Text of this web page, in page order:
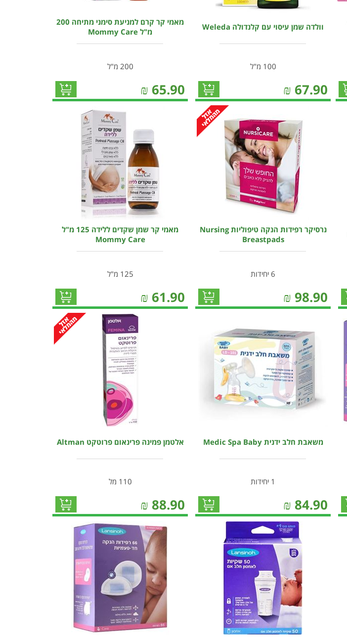
וולדה שמן עיסוי עם קלנדולה Weleda
100 מ"ל
67.90
₪
מאמי קר קרם למניעת סימני מתיחה 200
מ"ל Mommy Care
200 מ"ל
65.90
₪
נרסיקר רפידות הנקה טיפוליות Nursing
Breastpads
6 יחידות
98.90
₪
מאמי קר שמן שקדים ללידה 125 מ"ל
Mommy Care
125 מ"ל
61.90
₪
משאבת חלב ידנית Medic Spa Baby
1 יחידות
84.90
₪
אלטמן פמינה פרינאום פרוטקט Altman
110 מל
88.90
₪